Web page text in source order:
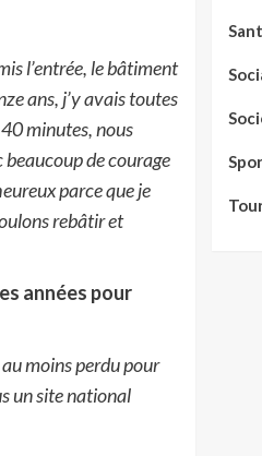
l’entrée, le bâtiment
ans, j’y avais toutes
minutes, nous
de courage
parce que je
rebâtir et
années pour
moins perdu pour
un site national